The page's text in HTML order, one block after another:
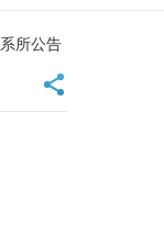
系所公告